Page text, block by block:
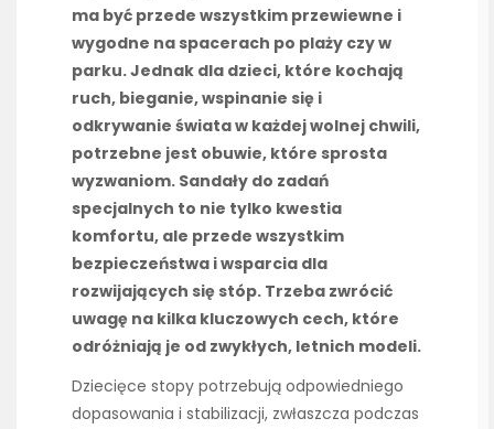
ma być przede wszystkim przewiewne i
wygodne na spacerach po plaży czy w
parku. Jednak dla dzieci, które kochają
ruch, bieganie, wspinanie się i
odkrywanie świata w każdej wolnej chwili,
potrzebne jest obuwie, które sprosta
wyzwaniom. Sandały do zadań
specjalnych to nie tylko kwestia
komfortu, ale przede wszystkim
bezpieczeństwa i wsparcia dla
rozwijających się stóp. Trzeba zwrócić
uwagę na kilka kluczowych cech, które
odróżniają je od zwykłych, letnich modeli.
Dziecięce stopy potrzebują odpowiedniego
dopasowania i stabilizacji, zwłaszcza podczas